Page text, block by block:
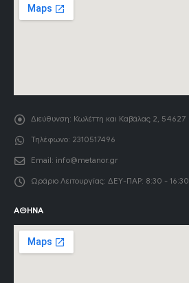
Διεύθυνση: Κωλέττη και Καβάλας 2, 54627
Τηλέφωνο: 2310517496
Email: info@metanor.gr
Ωράριο Λειτουργίας: ΔΕΥ-ΠΑΡ: 8:30 - 16:30
ΑΘΉΝΑ